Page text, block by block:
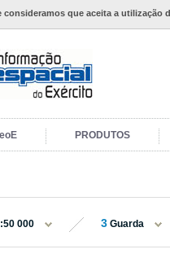
consideramos que aceita a utilização
PRODUTOS
000 3 Guarda